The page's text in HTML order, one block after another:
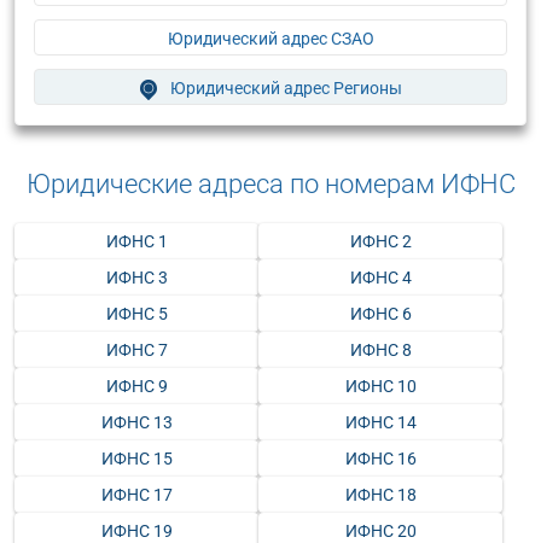
Юридический адрес СЗАО
Юридический адрес Регионы
Юридические адреса по номерам ИФНС
ИФНС 1
ИФНС 2
ИФНС 3
ИФНС 4
ИФНС 5
ИФНС 6
ИФНС 7
ИФНС 8
ИФНС 9
ИФНС 10
ИФНС 13
ИФНС 14
ИФНС 15
ИФНС 16
ИФНС 17
ИФНС 18
ИФНС 19
ИФНС 20